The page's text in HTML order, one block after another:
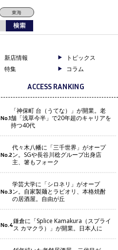
東海
新店情報
トピックス
特集
コラム
ACCESS RANKING
No.1
「神保町 台（うてな）」が開業。老
舗「浅草今半」で20年超のキャリアを
持つ40代
No.2
代々木八幡に「三千世界」がオープ
ン。SGや長谷川稔グループ出身店
主、箸もフォーク
No.3
学芸大学に「シロネリ」がオープ
ン。自家製麺とラビオリ、本格焼酎
の居酒屋。自由が丘
No.4鎌倉に「Splice Kamakura（スプライ
ス カマクラ）」が開業。日本人に